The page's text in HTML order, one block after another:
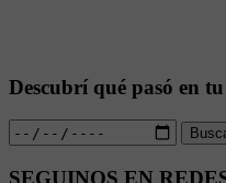
Descubrí qué pasó en
SEGUINOS EN